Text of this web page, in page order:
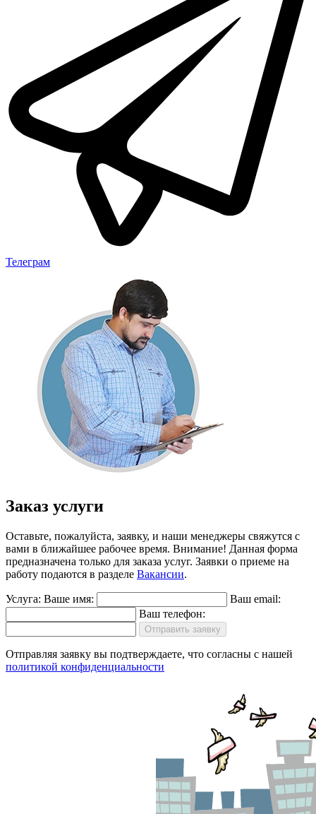
Телеграм
Заказ услуги
Оставьте, пожалуйста, заявку, и наши менеджеры свяжутся с
вами в ближайшее рабочее время. Внимание! Данная форма
предназначена только для заказа услуг. Заявки о приеме на
работу подаются в разделе Вакансии.
Услуга: Ваше имя:
Ваш email:
Ваш телефон:
Отправить заявку
Отправляя заявку вы подтверждаете, что согласны с нашей
политикой конфиденциальности